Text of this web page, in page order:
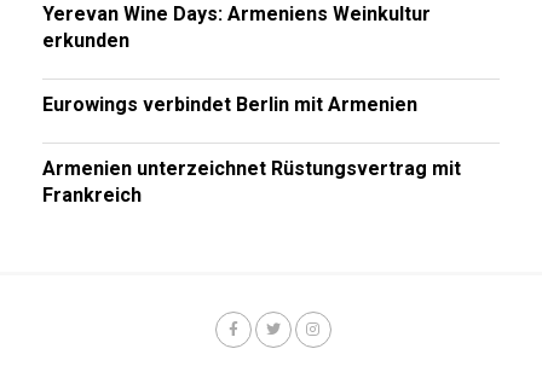
Yerevan Wine Days: Armeniens Weinkultur
erkunden
Eurowings verbindet Berlin mit Armenien
Armenien unterzeichnet Rüstungsvertrag mit
Frankreich